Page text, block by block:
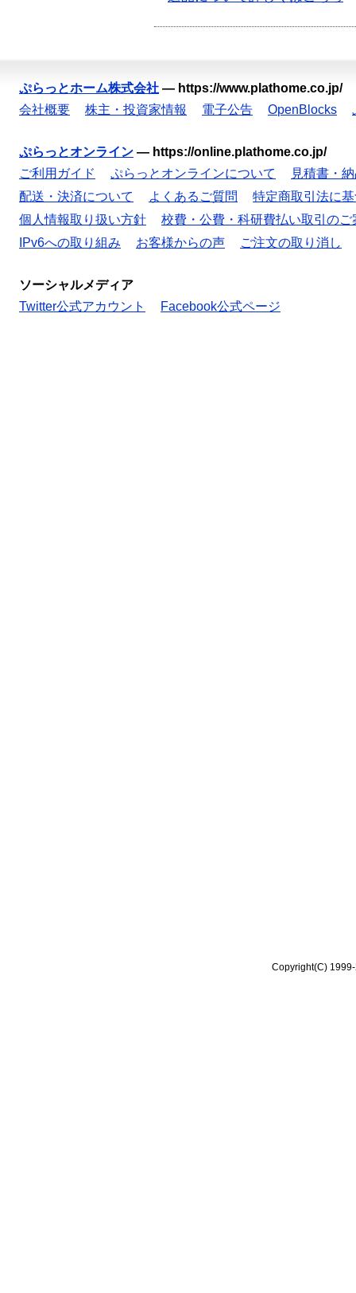
ぷらっとホーム株式会社 — https://www.plathome.co.jp/
会社概要
株主・投資家情報 電子公告 OpenBlocks
ぷらっとオンライン — https://online.plathome.co.jp/
ご利用ガイド
ぷらっとオンラインについて
見積書・
配送・決済について
よくあるご質問
特定商取引法に
個人情報取り扱い方針
校費・公費・科研費払い取引のご
IPv6への取り組み
お客様からの声 ご注文の取り消し
ソーシャルメディア
Twitter公式アカウント
Facebook公式ページ
Copyright(C)